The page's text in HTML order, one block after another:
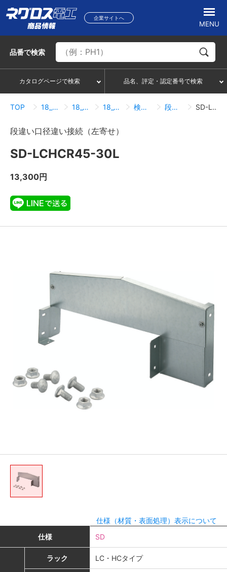
企業サイトへ
MENU
品番で検索
カタログページで検索 品名、評定・認定番号で検索
TOP 18_冷媒管ラック 18_08_接続・附属品 18_08_01_接続・附属品 検索結果一覧 段違い口径違い接続（左寄せ） SD-LCHCR45-30L
段違い口径違い接続（左寄せ）
SD-LCHCR45-30L
13,300円
仕様（材質・表面処理）表示について
仕様
SD
ラック LC・HCタイプ